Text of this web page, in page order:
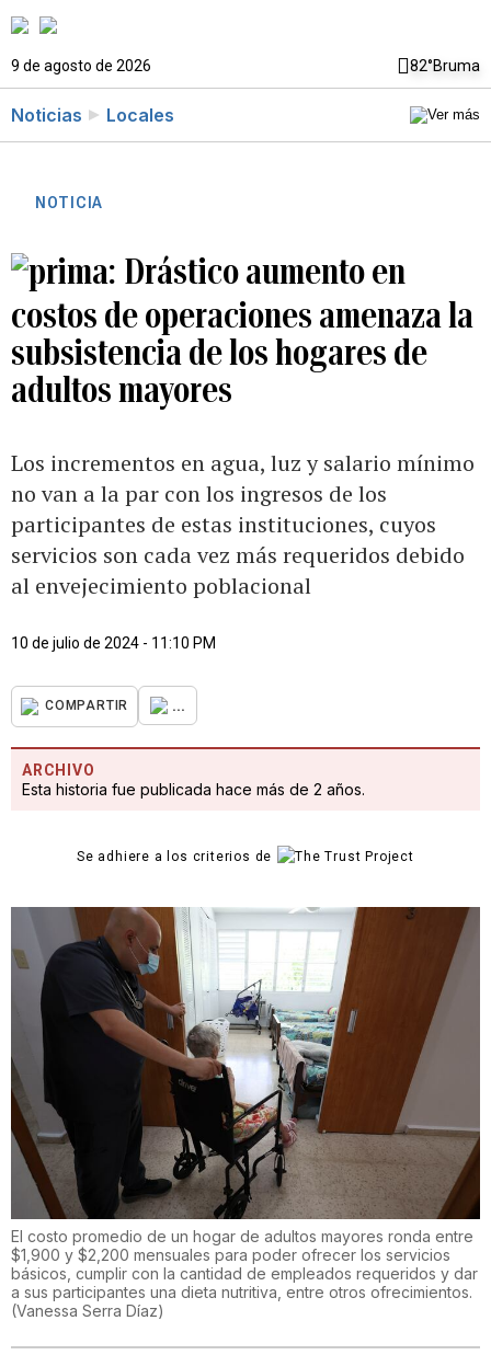
9 de agosto de 2026 82°Bruma
Noticias Locales
NOTICIA
Drástico aumento en
costos de operaciones amenaza la
subsistencia de los hogares de
adultos mayores
Los incrementos en agua, luz y salario mínimo
no van a la par con los ingresos de los
participantes de estas instituciones, cuyos
servicios son cada vez más requeridos debido
al envejecimiento poblacional
10 de julio de 2024 - 11:10 PM
COMPARTIR ...
ARCHIVO
Esta historia fue publicada hace más de 2 años.
Se adhiere a los criterios de
El costo promedio de un hogar de adultos mayores ronda entre
$1,900 y $2,200 mensuales para poder ofrecer los servicios
básicos, cumplir con la cantidad de empleados requeridos y dar
a sus participantes una dieta nutritiva, entre otros ofrecimientos.
(Vanessa Serra Díaz)